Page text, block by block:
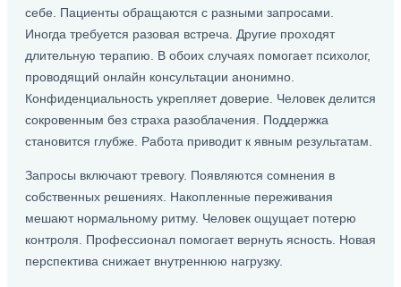
себе. Пациенты обращаются с разными запросами.
Иногда требуется разовая встреча. Другие проходят
длительную терапию. В обоих случаях помогает психолог,
проводящий онлайн консультации анонимно.
Конфиденциальность укрепляет доверие. Человек делится
сокровенным без страха разоблачения. Поддержка
становится глубже. Работа приводит к явным результатам.
Запросы включают тревогу. Появляются сомнения в
собственных решениях. Накопленные переживания
мешают нормальному ритму. Человек ощущает потерю
контроля. Профессионал помогает вернуть ясность. Новая
перспектива снижает внутреннюю нагрузку.